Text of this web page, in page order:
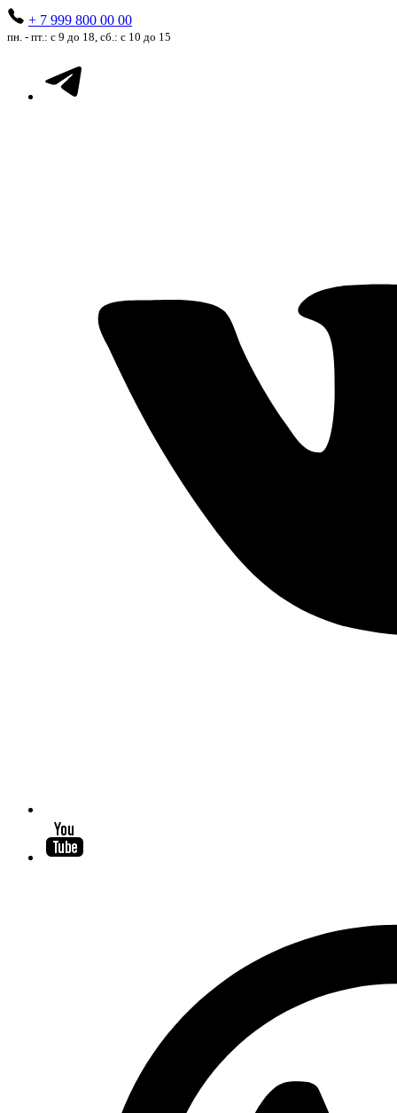
+ 7 999 800 00 00
пн. - пт.: с 9 до 18, сб.: с 10 до 15